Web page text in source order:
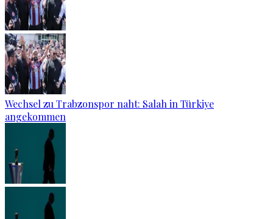
Wechsel zu Trabzonspor naht: Salah in Türkiye
angekommen